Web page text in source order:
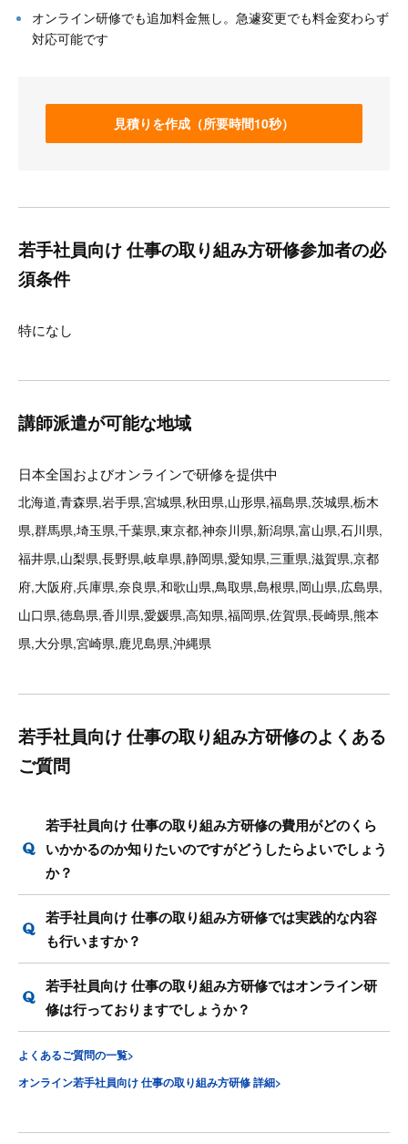
オンライン研修でも追加料金無し。急遽変更でも料金変わらず
対応可能です
見積りを作成（所要時間10秒）
若手社員向け 仕事の取り組み方研修参加者の必
須条件
特になし
講師派遣が可能な地域
日本全国およびオンラインで研修を提供中
北海道,青森県,岩手県,宮城県,秋田県,山形県,福島県,茨城県,栃木
県,群馬県,埼玉県,千葉県,東京都,神奈川県,新潟県,富山県,石川県,
福井県,山梨県,長野県,岐阜県,静岡県,愛知県,三重県,滋賀県,京都
府,大阪府,兵庫県,奈良県,和歌山県,鳥取県,島根県,岡山県,広島県,
山口県,徳島県,香川県,愛媛県,高知県,福岡県,佐賀県,長崎県,熊本
県,大分県,宮崎県,鹿児島県,沖縄県
若手社員向け 仕事の取り組み方研修のよくある
ご質問
若手社員向け 仕事の取り組み方研修の費用がどのくら
いかかるのか知りたいのですがどうしたらよいでしょう
か？
若手社員向け 仕事の取り組み方研修では実践的な内容
も行いますか？
若手社員向け 仕事の取り組み方研修ではオンライン研
修は行っておりますでしょうか？
よくあるご質問の一覧>
オンライン若手社員向け 仕事の取り組み方研修 詳細>